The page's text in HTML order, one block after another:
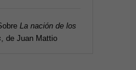
La nación de los
, de Juan Mattio